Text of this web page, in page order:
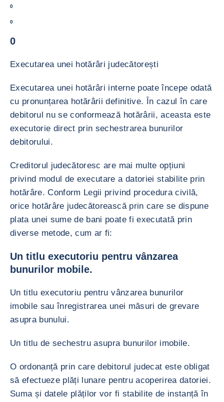
0
0
0
Executarea unei hotărâri judecătorești
Executarea unei hotărâri interne poate începe odată
cu pronunțarea hotărârii definitive. În cazul în care
debitorul nu se conformează hotărârii, aceasta este
executorie direct prin sechestrarea bunurilor
debitorului.
Creditorul judecătoresc are mai multe opțiuni
privind modul de executare a datoriei stabilite prin
hotărâre. Conform Legii privind procedura civilă,
orice hotărâre judecătorească prin care se dispune
plata unei sume de bani poate fi executată prin
diverse metode, cum ar fi:
Un titlu executoriu pentru vânzarea
bunurilor mobile.
Un titlu executoriu pentru vânzarea bunurilor
imobile sau înregistrarea unei măsuri de grevare
asupra bunului.
Un titlu de sechestru asupra bunurilor imobile.
O ordonanță prin care debitorul judecat este obligat
să efectueze plăți lunare pentru acoperirea datoriei.
Suma și datele plăților vor fi stabilite de instanță în